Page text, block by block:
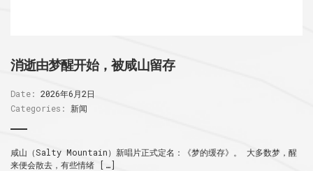
消逝由梦醒开始，被咸山留存
Date: 2026年6月2日
Categories:
新闻
咸山（Salty Mountain）新唱片正式定名：《梦的缓存》。 大多数梦，醒
来便会散去，有些情绪 […]